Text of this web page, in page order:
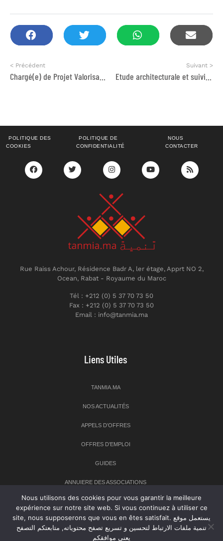
< Précédent Suivant >
POLITIQUE DES
COOKIES
POLITIQUE DE
CONFIDENTIALITÉ
NOUS
CONTACTER
Rue Raiss Achour, Résidence Badr A, ler étage, Apprt NO 2,
Ocean, Rabat - Royaume du Maroc
Tél : +212 (0) 5 37 70 73 50
Fax : +212 (0) 5 37 70 73 50
Email : info@tanmia.ma
Liens Utiles
TANMIA.MA
NOS ACTUALITÉS
APPELS D’OFFRES
OFFRES D’EMPLOI
GUIDES
ANNUIERE DES ASSOCIATIONS
Newsletter
Inscrivez-vous à notre newsletter pour recevoir les dernières
Nous utilisons des cookies pour vous garantir la meilleure
expérience sur notre site web. Si vous continuez à utiliser ce
site, nous supposerons que vous en êtes satisfait. يستعمل موقع
تنمية ملفات الارتباط لتحسين و تسريع تصفح محتوياته, متابعتكم التصفح
يعني موافقكم